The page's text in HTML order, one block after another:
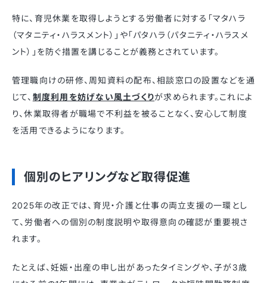
特に、育児休業を取得しようとする労働者に対する「マタハラ
（マタニティ・ハラスメント）」や「パタハラ（パタニティ・ハラスメ
ント）」を防ぐ措置を講じることが義務とされています。
管理職向けの研修、周知資料の配布、相談窓口の設置などを通
じて、 制度利用を妨げない風土づくりが求められます。これによ
り、休業取得者が職場で不利益を被ることなく、安心して制度
を活用できるようになります。
個別のヒアリングなど取得促進
2025年の改正では、育児・介護と仕事の両立支援の一環とし
て、労働者への個別の制度説明や取得意向の確認が重要視さ
れます。
たとえば、妊娠・出産の申し出があったタイミングや、子が3歳